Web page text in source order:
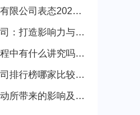
东莞市全景消防装备有限公司表态2023第二十届华夏国际消防展 东莞消防公园
上海品牌活动策划公司：打造影响力与创新的完美结合
揭幕剪彩仪式活动过程中有什么讲究吗 剪彩揭牌仪式
广州十大活动策划公司排行榜哪家比较好 广州大型活动策划
企业新年团拜联谊活动所带来的影响及所需费用 公司团体拜年